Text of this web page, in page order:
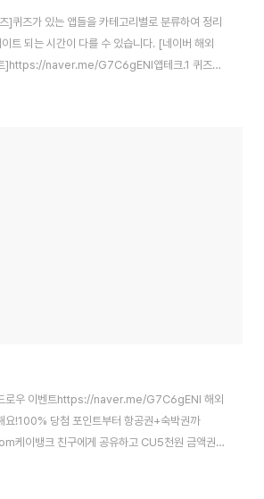
]퀴즈가 있는 앱들을 카테고리별로 분류하여 정리
트 되는 시간이 다를 수 있습니다. [네이버 해외
]https://naver.me/G7C6gENl앱테크.1 퀴즈정
참여해요!100% 당첨 포인트부터 항공권+숙박권
로우 이벤트https://naver.me/G7C6gENl 해외
요!100% 당첨 포인트부터 항공권+숙박권까
이뱅크 친구에게 공유하고 CU5천원 금액권
banking/k/3qYGSIo 케이뱅크에 초대합